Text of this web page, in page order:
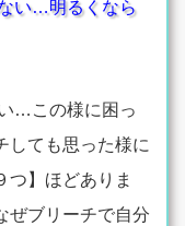
い…明るくなら
…この様に困っ
しても思った様に
つ】ほどありま
ぜブリーチで自分